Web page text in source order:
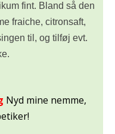
fint. Bland så den
fraiche, citronsaft,
til, og tilføj evt.
Nyd mine nemme,